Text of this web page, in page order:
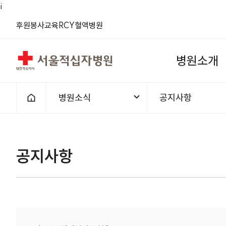
i
후원(새 창)
봉사(새 창)
교육(새 창)
RCY(새 창)
혈액(새 창)
병원
서울적십자병원 병원소개
홈으로 1차메뉴
병원소식
2차메뉴
공지사항
공지사항 | 병원소식 |
공지사항